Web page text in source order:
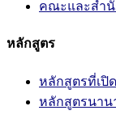
คณะและสำ
หลักสูตร
หลักสูตรที่เปิ
หลักสูตรนาน